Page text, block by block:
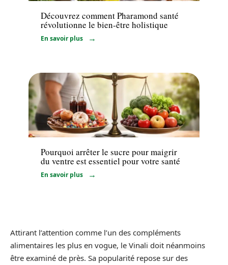
Découvrez comment Pharamond santé
révolutionne le bien-être holistique
En savoir plus
Minceur
Pourquoi arrêter le sucre pour maigrir
du ventre est essentiel pour votre santé
En savoir plus
Attirant l’attention comme l’un des compléments
alimentaires les plus en vogue, le Vinali doit néanmoins
être examiné de près. Sa popularité repose sur des